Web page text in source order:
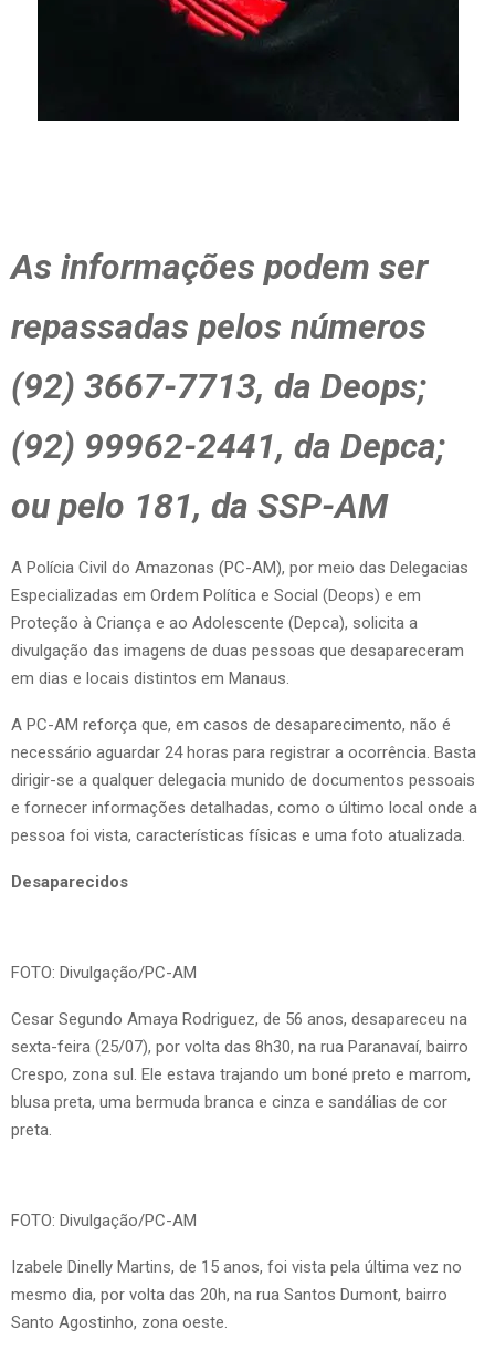
As informações podem ser
repassadas pelos números
(92) 3667-7713, da Deops;
(92) 99962-2441, da Depca;
ou pelo 181, da SSP-AM
A Polícia Civil do Amazonas (PC-AM), por meio das Delegacias
Especializadas em Ordem Política e Social (Deops) e em
Proteção à Criança e ao Adolescente (Depca), solicita a
divulgação das imagens de duas pessoas que desapareceram
em dias e locais distintos em Manaus.
A PC-AM reforça que, em casos de desaparecimento, não é
necessário aguardar 24 horas para registrar a ocorrência. Basta
dirigir-se a qualquer delegacia munido de documentos pessoais
e fornecer informações detalhadas, como o último local onde a
pessoa foi vista, características físicas e uma foto atualizada.
Desaparecidos
FOTO: Divulgação/PC-AM
Cesar Segundo Amaya Rodriguez, de 56 anos, desapareceu na
sexta-feira (25/07), por volta das 8h30, na rua Paranavaí, bairro
Crespo, zona sul. Ele estava trajando um boné preto e marrom,
blusa preta, uma bermuda branca e cinza e sandálias de cor
preta.
FOTO: Divulgação/PC-AM
Izabele Dinelly Martins, de 15 anos, foi vista pela última vez no
mesmo dia, por volta das 20h, na rua Santos Dumont, bairro
Santo Agostinho, zona oeste.